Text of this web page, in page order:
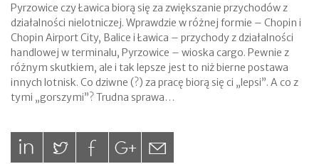
Pyrzowice czy Ławica biorą się za zwiększanie przychodów z
działalności nielotniczej. Wprawdzie w różnej formie – Chopin i
Chopin Airport City, Balice i Ławica – przychody z działalności
handlowej w terminalu, Pyrzowice – wioska cargo. Pewnie z
różnym skutkiem, ale i tak lepsze jest to niż bierne postawa
innych lotnisk. Co dziwne (?) za pracę biorą się ci „lepsi”. A co z
tymi „gorszymi”? Trudna sprawa…